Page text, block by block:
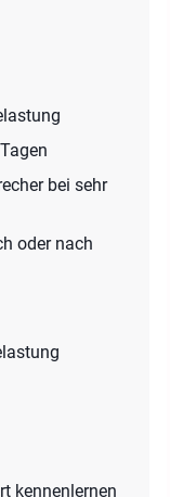
bei sehr
oder nach
kennenlernen